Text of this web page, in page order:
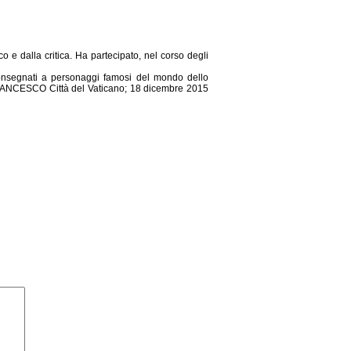
e dalla critica. Ha partecipato, nel corso degli
a personaggi famosi del mondo dello
Città del Vaticano; 18 dicembre 2015